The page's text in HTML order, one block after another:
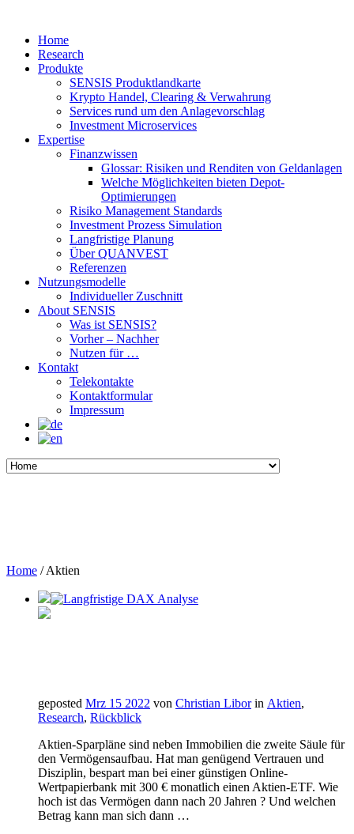
Home
Research
Produkte
SENSIS Produktlandkarte
Krypto Handel, Clearing & Verwahrung
Services rund um den Anlagevorschlag
Investment Microservices
Expertise
Finanzwissen
Glossar: Risiken und Renditen von Geldanlagen
Welche Möglichkeiten bieten Depot-
Optimierungen
Risiko Management Standards
Investment Prozess Simulation
Langfristige Planung
Über QUANVEST
Referenzen
Nutzungsmodelle
Individueller Zuschnitt
About SENSIS
Was ist SENSIS?
Vorher – Nachher
Nutzen für …
Kontakt
Telekontakte
Kontaktformular
Impressum
Home / Aktien
geposted Mrz 15 2022 von Christian Libor in Aktien,
Research, Rückblick
Aktien-Sparpläne sind neben Immobilien die zweite Säule für
den Vermögensaufbau. Hat man genügend Vertrauen und
Disziplin, bespart man bei einer günstigen Online-
Wertpapierbank mit 300 € monatlich einen Aktien-ETF. Wie
hoch ist das Vermögen dann nach 20 Jahren ? Und welchen
Betrag kann man sich dann …